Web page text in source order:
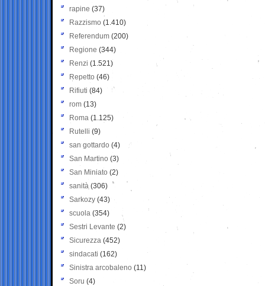
rapine (37)
Razzismo (1.410)
Referendum (200)
Regione (344)
Renzi (1.521)
Repetto (46)
Rifiuti (84)
rom (13)
Roma (1.125)
Rutelli (9)
san gottardo (4)
San Martino (3)
San Miniato (2)
sanità (306)
Sarkozy (43)
scuola (354)
Sestri Levante (2)
Sicurezza (452)
sindacati (162)
Sinistra arcobaleno (11)
Soru (4)